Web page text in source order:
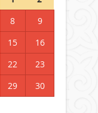
8
9
15
16
22
23
29
30